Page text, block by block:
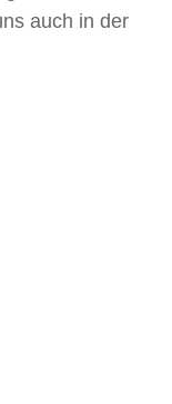
auch in der